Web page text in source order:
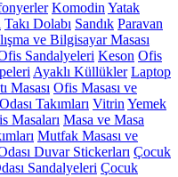
Komodin Yatak
Takı Dolabı Sandık Paravan
ve Bilgisayar Masası
Sandalyeleri Keson Ofis
Ayaklı Küllükler Laptop
Masası Ofis Masası ve
Takımları Vitrin Yemek
Masaları Masa ve Masa
Mutfak Masası ve
Duvar Stickerları Çocuk
Sandalyeleri Çocuk